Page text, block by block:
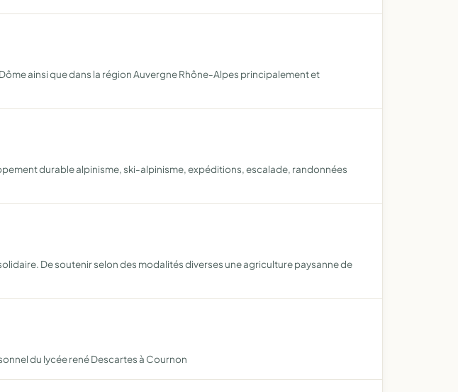
ainsi que dans la région Auvergne Rhône-Alpes principalement et
durable alpinisme, ski-alpinisme, expéditions, escalade, randonnées
De soutenir selon des modalités diverses une agriculture paysanne de
du lycée rené Descartes à Cournon